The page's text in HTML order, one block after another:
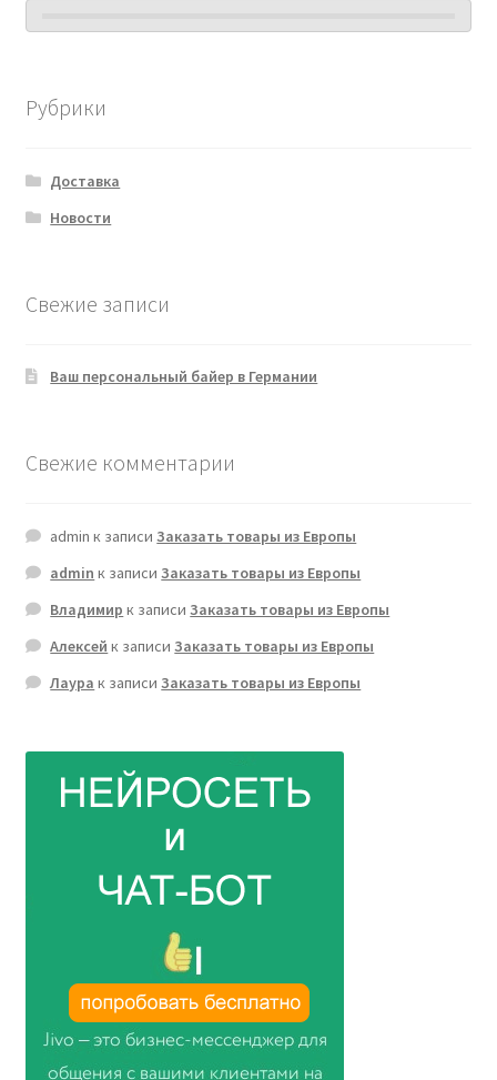
Рубрики
Доставка
Новости
Свежие записи
Ваш персональный байер в Германии
Свежие комментарии
admin к записиЗаказать товары из Европы
admin к записиЗаказать товары из Европы
Владимир к записиЗаказать товары из Европы
Алексей к записиЗаказать товары из Европы
Лаура к записиЗаказать товары из Европы